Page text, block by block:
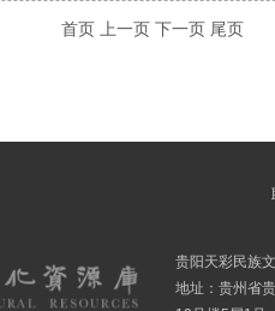
首页 上一页 下一页 尾页
贵阳天彩民族
地址：贵州省